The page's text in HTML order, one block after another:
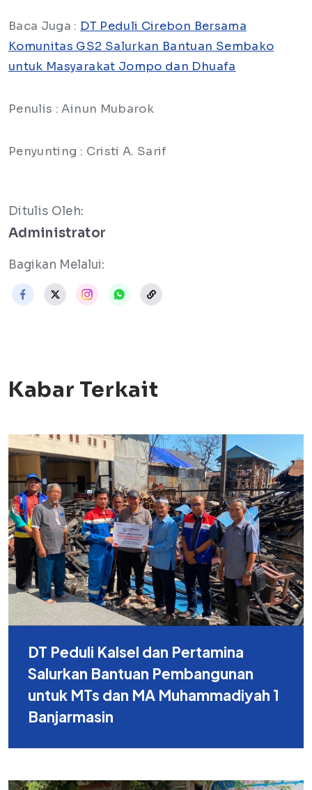
Baca Juga : DT Peduli Cirebon Bersama
Komunitas GS2 Salurkan Bantuan Sembako
untuk Masyarakat Jompo dan Dhuafa
Penulis : Ainun Mubarok
Penyunting : Cristi A. Sarif
Ditulis Oleh:
Administrator
Bagikan Melalui:
Kabar Terkait
DT Peduli Kalsel dan Pertamina
Salurkan Bantuan Pembangunan
untuk MTs dan MA Muhammadiyah 1
Banjarmasin